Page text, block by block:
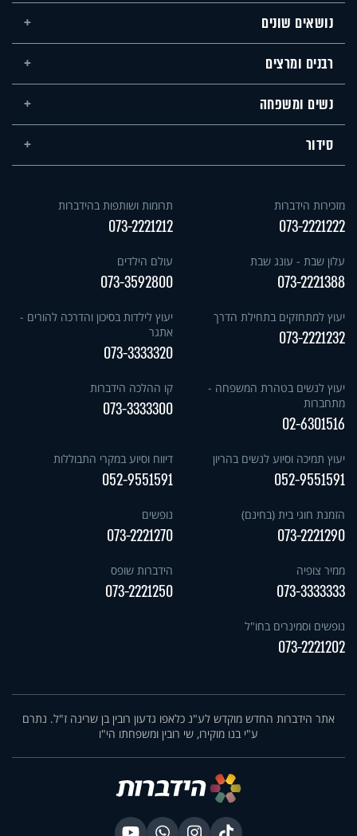
נושאים שונים
רבנים ומרצים
נשים ומשפחה
סידור
מזכירות הידברות
073-2221222
תרומות ושותפות בהידברות
073-2221212
עלון שבת - עונג שבת
073-2221388
עולם הילדים
073-3592800
יעוץ למתחזקים בתחילת הדרך
073-2221232
יעוץ לילדות בסיכון והדרכה להורים -
אתגר
073-3333320
יעוץ לנשים בטהרת המשפחה -
מתחברות
02-6301516
קו ההלכה הידברות
073-3333300
יעוץ תמיכה וסיוע לנשים בהריון
052-9551591
דיווח וסיוע במקרי התבוללות
052-9551591
הזמנת חוגי בית (בחינם)
073-2221290
נופשים
073-2221270
ממיר צופיה
073-3333333
הידברות שופס
073-2221250
נופשים וסמינרים בחו"ל
073-2221202
אתר הידברות החדש מוקדש לע"נ כלאפו גדעון רובין בן שרינה ז"ל. נתרם
ע"י בנו מוקירו, שי רובין ומשפחתו הי"ו